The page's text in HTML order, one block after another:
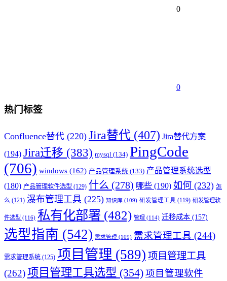
0
0
热门标签
Confluence替代 (220) Jira替代 (407) Jira替代方案
(194) Jira迁移 (383) mysql (134) PingCode
(706) windows (162) 产品管理系统 (133) 产品管理系统选型
(180) 产品管理软件选型 (129) 什么 (278) 哪些 (190) 如何 (232) 怎
么 (121) 瀑布管理工具 (225) 知识库 (109) 研发管理工具 (119) 研发管理软
件选型 (116) 私有化部署 (482) 管理 (114) 迁移成本 (157)
选型指南 (542) 需求管理 (109) 需求管理工具 (244)
需求管理系统 (125) 项目管理 (589) 项目管理工具
(262)项目管理工具选型 (354) 项目管理软件